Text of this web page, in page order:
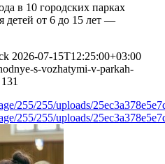
в 10 городских парках
детей от 6 до 15 лет —
2026-07-15T12:25:00+03:00
s-vozhatymi-v-parkah-
131
255/255/uploads/
255/255/uploads/